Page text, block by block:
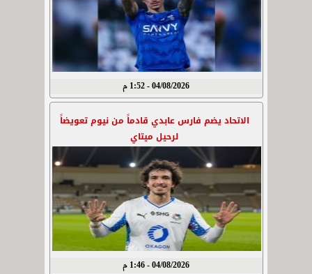
04/08/2026 - 1:52 م
الاتحاد يضم فارس عابدي قادماً من نيوم تعويضاً
لرحيل ميتاي
04/08/2026 - 1:46 م